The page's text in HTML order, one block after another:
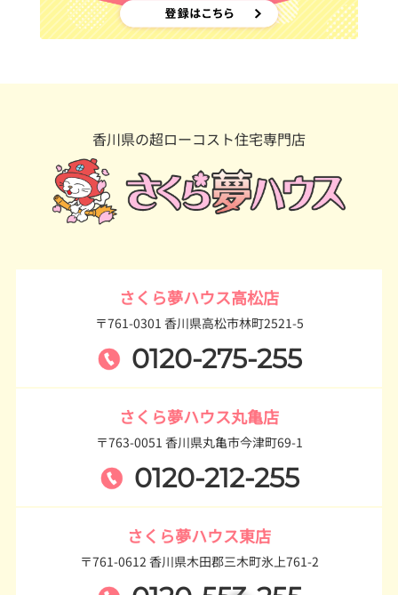
香川県の超ローコスト住宅専門店
さくら夢ハウス高松店
〒761-0301 香川県高松市林町2521-5
0120-275-255
さくら夢ハウス丸亀店
〒763-0051 香川県丸亀市今津町69-1
0120-212-255
さくら夢ハウス東店
〒761-0612 香川県木田郡三木町氷上761-2